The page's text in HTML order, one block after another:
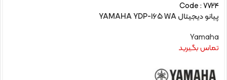
Code : 7724
پیانو دیجیتال YAMAHA YDP-165 WA
Yamaha
تماس بگیرید